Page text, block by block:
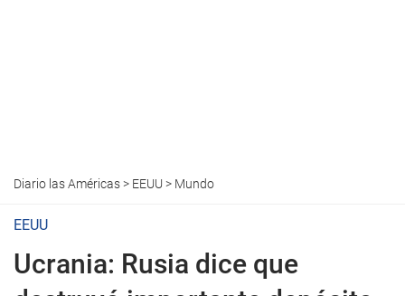
Diario las Américas> EEUU > Mundo
EEUU
Ucrania: Rusia dice que